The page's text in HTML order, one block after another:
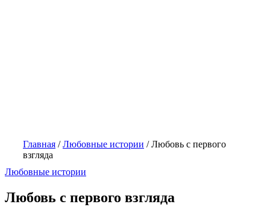
Главная /Любовные истории /Любовь с первого
взгляда
Любовные истории
Любовь с первого взгляда